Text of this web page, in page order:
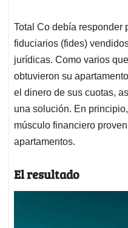
Total Co debía responder
fiduciarios (fides)
jurídicas. Como varios
obtuvieron su
el dinero de sus cuotas,
una solución. En
músculo financiero
apartamentos.
El resultado